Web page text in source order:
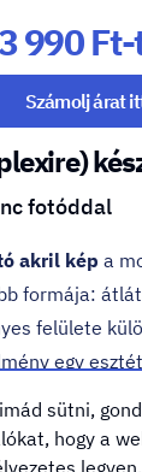
990
Számolj árat
fotóddal
akril kép a
formája:
felülete
egy
térbe
irodai
A kép a
sütni,
hogy a